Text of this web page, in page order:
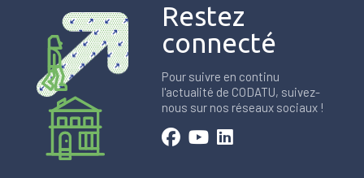
Restez
connecté
Pour suivre en continu
l'actualité de CODATU, suivez-
nous sur nos réseaux sociaux !